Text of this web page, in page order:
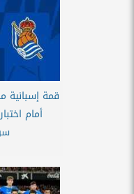
قمة إسبانية
أمام